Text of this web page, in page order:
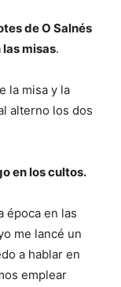
de O Salnés
misas.
la misa y la
alterno los dos
en los cultos.
época en las
me lancé un
a hablar en
emplear